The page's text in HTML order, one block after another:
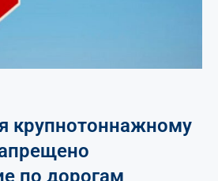
крупнотоннажному
по дорогам